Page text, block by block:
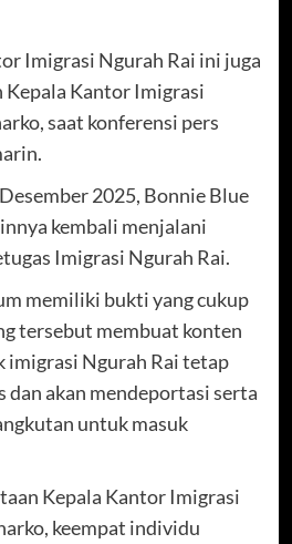
Imigrasi Ngurah Rai ini juga
Kantor Imigrasi
saat konferensi pers
2025, Bonnie Blue
kembali menjalani
Imigrasi Ngurah Rai.
memiliki bukti yang cukup
tersebut membuat konten
imigrasi Ngurah Rai tetap
dan akan mendeportasi serta
untuk masuk
Kepala Kantor Imigrasi
keempat individu